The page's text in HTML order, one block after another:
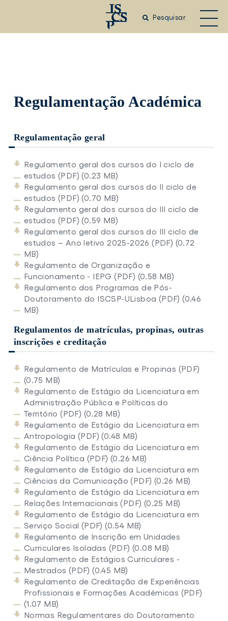
Pesquisar
Regulamentação Académica
Regulamentação geral
Regulamento geral dos cursos do I ciclo de
estudos (PDF) (0.23 MB)
Regulamento geral dos cursos do II ciclo de
estudos (PDF) (0.70 MB)
Regulamento geral dos cursos do III ciclo de
estudos (PDF) (0.59 MB)
Regulamento geral dos cursos do III ciclo de
estudos – Ano letivo 2025-2026 (PDF) (0.72
MB)
Regulamento de Organização e
Funcionamento - IEPG (PDF) (0.58 MB)
Regulamento dos Programas de Pós-
Doutoramento do ISCSP-ULisboa (PDF) (0.46
MB)
Regulamentos de matrículas, propinas, outras
inscrições e creditação
Regulamento de Matrículas e Propinas (PDF)
(0.75 MB)
Regulamento de Estágio da Licenciatura em
Administração Pública e Políticas do
Território (PDF) (0.28 MB)
Regulamento de Estágio da Licenciatura em
Antropologia (PDF) (0.48 MB)
Regulamento de Estágio da Licenciatura em
Ciência Política (PDF) (0.26 MB)
Regulamento de Estágio da Licenciatura em
Ciências da Comunicação (PDF) (0.26 MB)
Regulamento de Estágio da Licenciatura em
Relações Internacionais (PDF) (0.25 MB)
Regulamento de Estágio da Licenciatura em
Serviço Social (PDF) (0.54 MB)
Regulamento de Inscrição em Unidades
Curriculares Isoladas (PDF) (0.08 MB)
Regulamento de Estágios Curriculares -
Mestrados (PDF) (0.45 MB)
Regulamento de Creditação de Experiências
Profissionais e Formações Académicas (PDF)
(1.07 MB)
Normas Regulamentares do Doutoramento